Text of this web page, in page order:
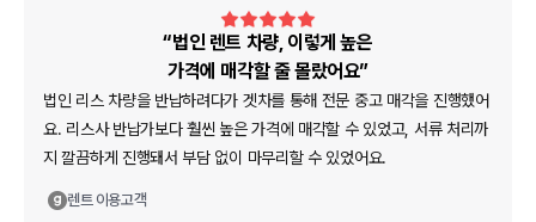
“법인 렌트 차량, 이렇게 높은
가격에 매각할 줄 몰랐어요”
법인 리스 차량을 반납하려다가 겟차를 통해 전문 중고 매각을 진행했어
요. 리스사 반납가보다 훨씬 높은 가격에 매각할 수 있었고, 서류 처리까
지 깔끔하게 진행돼서 부담 없이 마무리할 수 있었어요.
렌트 이용고객